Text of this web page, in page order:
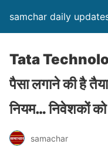
samchar daily
Tata
पैसा लगाने की है
नियम… निवेशकों को
samachar